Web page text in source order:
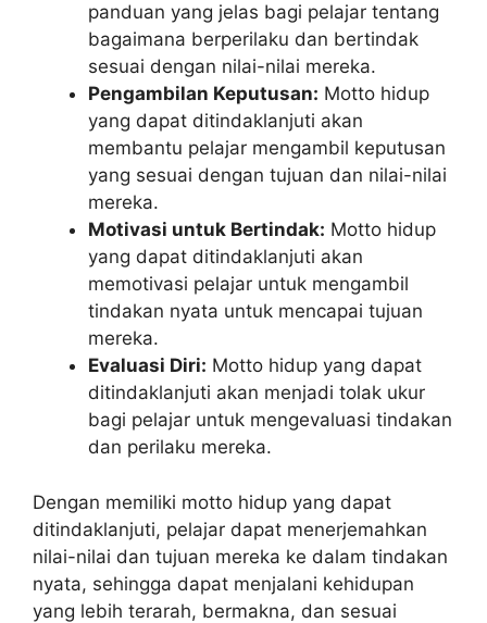
panduan yang jelas bagi pelajar tentang
bagaimana berperilaku dan bertindak
sesuai dengan nilai-nilai mereka.
Pengambilan Keputusan: Motto hidup
yang dapat ditindaklanjuti akan
membantu pelajar mengambil keputusan
yang sesuai dengan tujuan dan nilai-nilai
mereka.
Motivasi untuk Bertindak: Motto hidup
yang dapat ditindaklanjuti akan
memotivasi pelajar untuk mengambil
tindakan nyata untuk mencapai tujuan
mereka.
Evaluasi Diri: Motto hidup yang dapat
ditindaklanjuti akan menjadi tolak ukur
bagi pelajar untuk mengevaluasi tindakan
dan perilaku mereka.
Dengan memiliki motto hidup yang dapat
ditindaklanjuti, pelajar dapat menerjemahkan
nilai-nilai dan tujuan mereka ke dalam tindakan
nyata, sehingga dapat menjalani kehidupan
yang lebih terarah, bermakna, dan sesuai